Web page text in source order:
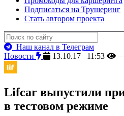
Подписаться на Трушеринг
Стать автором проекта
Наш канал в Телеграм
Новости
13.10.17 11:53
Lifcar выпустили
в тестовом режиме